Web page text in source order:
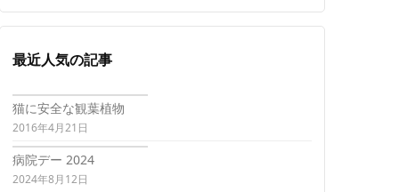
最近人気の記事
猫に安全な観葉植物
2016年4月21日
病院デー 2024
2024年8月12日